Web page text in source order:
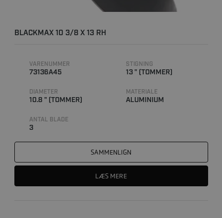
BLACKMAX 10 3/8 X 13 RH
VARENUMMER
73136A45
STIGNING
13 " (TOMMER)
DIAMETER
10.8 " (TOMMER)
MATERIALE
ALUMINIUM
ANTAL BLADE
3
SAMMENLIGN
LÆS MERE